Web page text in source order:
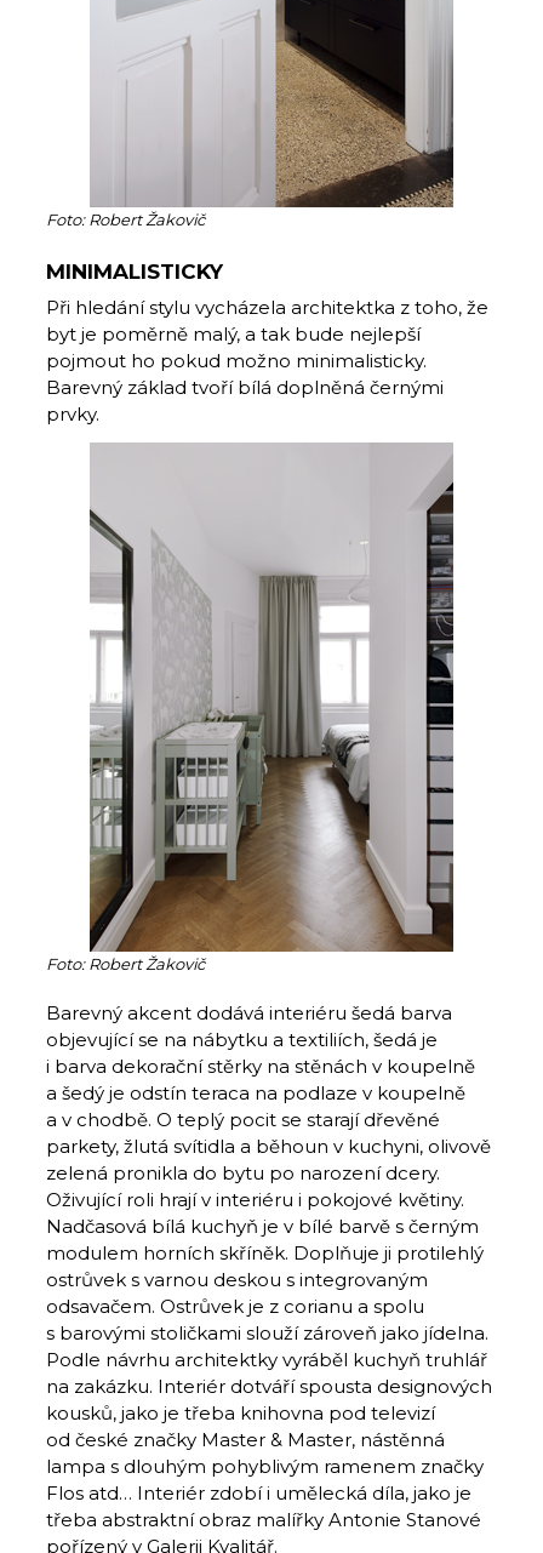
Foto: Robert Žakovič
MINIMALISTICKY
Při hledání stylu vycházela architektka z toho, že
byt je poměrně malý, a tak bude nejlepší
pojmout ho pokud možno minimalisticky.
Barevný základ tvoří bílá doplněná černými
prvky.
Foto: Robert Žakovič
Barevný akcent dodává interiéru šedá barva
objevující se na nábytku a textiliích, šedá je
i barva dekorační stěrky na stěnách v koupelně
a šedý je odstín teraca na podlaze v koupelně
a v chodbě. O teplý pocit se starají dřevěné
parkety, žlutá svítidla a běhoun v kuchyni, olivově
zelená pronikla do bytu po narození dcery.
Oživující roli hrají v interiéru i pokojové květiny.
Nadčasová bílá kuchyň je v bílé barvě s černým
modulem horních skříněk. Doplňuje ji protilehlý
ostrůvek s varnou deskou s integrovaným
odsavačem. Ostrůvek je z corianu a spolu
s barovými stoličkami slouží zároveň jako jídelna.
Podle návrhu architektky vyráběl kuchyň truhlář
na zakázku. Interiér dotváří spousta designových
kousků, jako je třeba knihovna pod televizí
od české značky Master & Master, nástěnná
lampa s dlouhým pohyblivým ramenem značky
Flos atd… Interiér zdo­bí i umělecká díla, jako je
třeba abstraktní obraz malířky Antonie Stanové
pořízený v Galerii Kvalitář.